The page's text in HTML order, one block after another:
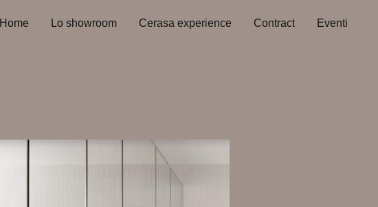
Home Lo showroom Cerasa experience Contract Eventi